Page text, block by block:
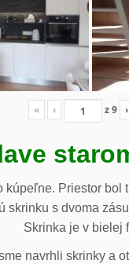
« ‹ z9 ›
Priestor
s dvoma
Skrinka je v bielej
navrhli skrinky a